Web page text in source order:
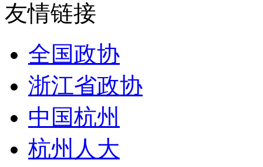
友情链接
全国政协
浙江省政协
中国杭州
杭州人大